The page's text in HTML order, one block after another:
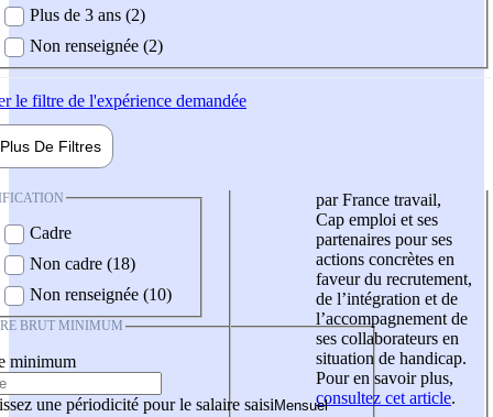
Plus de 3 ans (2)
Non renseignée (2)
le filtre de l'expérience demandée
Plus De Filtres
Cadre
Non cadre (18)
Non renseignée (10)
BRUT MINIMUM
minimum
une périodicité pour le salaire saisi
par France travail,
Cap emploi et ses
partenaires pour ses
actions concrètes en
faveur du recrutement,
de l’intégration et de
l’accompagnement de
ses collaborateurs en
situation de handicap.
Pour en savoir plus,
consultez cet article.